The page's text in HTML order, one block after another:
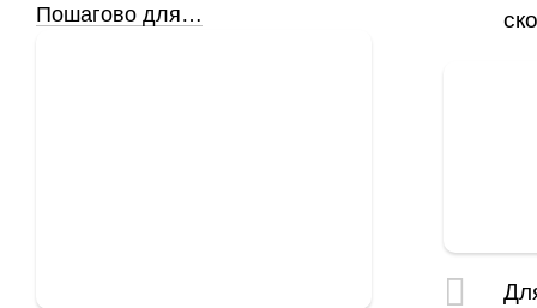
Пошагово для…